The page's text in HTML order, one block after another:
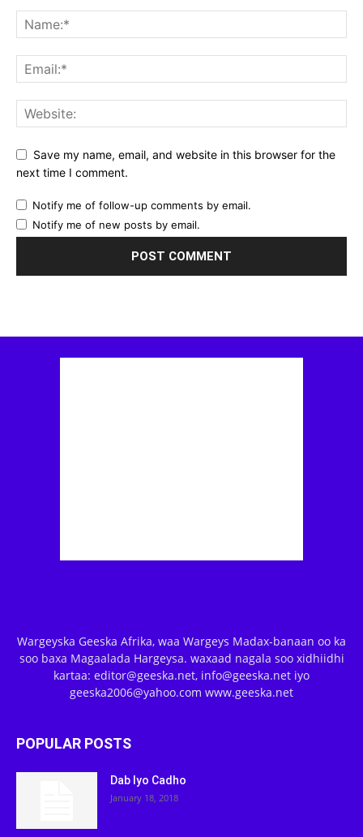
Save my name, email, and website in this browser for the
next time I comment.
Notify me of follow-up comments by email.
Notify me of new posts by email.
Wargeyska Geeska Afrika, waa Wargeys Madax-banaan oo ka
soo baxa Magaalada Hargeysa. waxaad nagala soo xidhiidhi
kartaa: editor@geeska.net, info@geeska.net iyo
geeska2006@yahoo.com www.geeska.net
POPULAR POSTS
Dab Iyo Cadho
January 18, 2018